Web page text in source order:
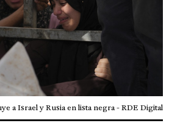
a Israel y Rusia en lista negra - RDE Digital